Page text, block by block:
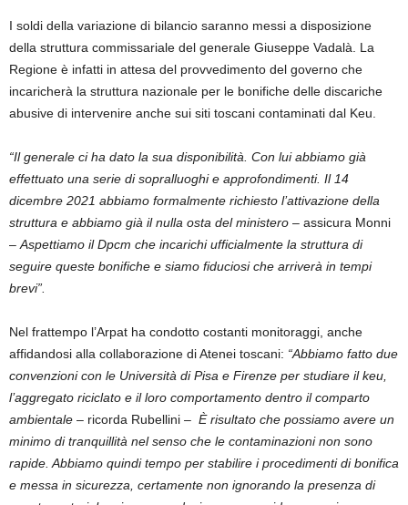
I soldi della variazione di bilancio saranno messi a disposizione
della struttura commissariale del generale Giuseppe Vadalà. La
Regione è infatti in attesa del provvedimento del governo che
incaricherà la struttura nazionale per le bonifiche delle discariche
abusive di intervenire anche sui siti toscani contaminati dal Keu.
“Il generale ci ha dato la sua disponibilità. Con lui abbiamo già
effettuato una serie di sopralluoghi e approfondimenti. Il 14
dicembre 2021 abbiamo formalmente richiesto l’attivazione della
struttura e abbiamo già il nulla osta del ministero – assicura Monni
– Aspettiamo il Dpcm che incarichi ufficialmente la struttura di
seguire queste bonifiche e siamo fiduciosi che arriverà in tempi
brevi”.
Nel frattempo l’Arpat ha condotto costanti monitoraggi, anche
affidandosi alla collaborazione di Atenei toscani: “Abbiamo fatto due
convenzioni con le Università di Pisa e Firenze per studiare il keu,
l’aggregato riciclato e il loro comportamento dentro il comparto
ambientale – ricorda Rubellini – È risultato che possiamo avere un
minimo di tranquillità nel senso che le contaminazioni non sono
rapide. Abbiamo quindi tempo per stabilire i procedimenti di bonifica
e messa in sicurezza, certamente non ignorando la presenza di